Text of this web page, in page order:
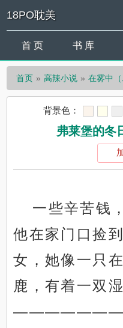
18PO耽美
首 页 书 库
首页 高辣小说 在雾中（
背景色：
弗莱堡的冬
一些辛苦钱
他在家门口捡
女，她像一只
鹿，有着一双